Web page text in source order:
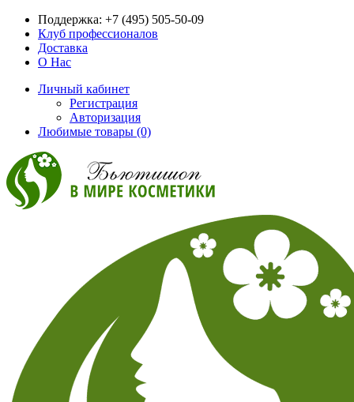
Поддержка: +7 (495) 505-50-09
Клуб профессионалов
Доставка
О Нас
Личный кабинет
Регистрация
Авторизация
Любимые товары (0)